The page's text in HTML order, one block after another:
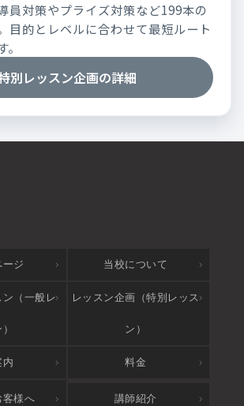
員対策やプライズ対策など199本の
目的とレベルに合わせて最短ルート
別レッスン企画の詳細
ージ 当校について
ン（一般レ レッスン企画（特別レッス
ン）
内 料金
ス
客様へ 講師紹介